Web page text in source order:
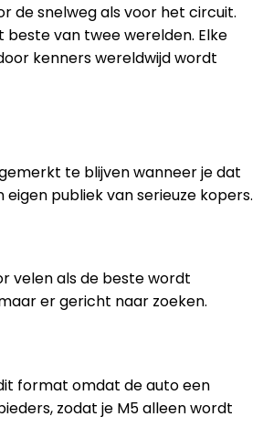
de snelweg als voor het circuit.
beste van twee werelden. Elke
kenners wereldwijd wordt
te blijven wanneer je dat
publiek van serieuze kopers.
velen als de beste wordt
er gericht naar zoeken.
format omdat de auto een
zodat je M5 alleen wordt